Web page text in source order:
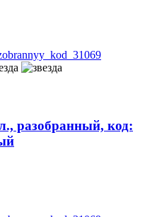
разобранный, код: